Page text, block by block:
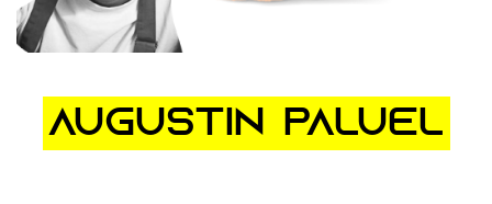
Augustin PalueL